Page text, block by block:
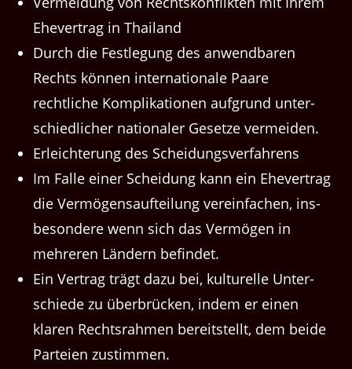
Ehev­er­trag in Thailand
Durch die Fes­tle­gung des anwend­baren
Rechts kön­nen inter­na­tionale Paare
rechtliche Kom­p­lika­tio­nen auf­grund unter­
schiedlich­er nationaler Geset­ze vermeiden.
Erle­ichterung des Scheidungsverfahrens
Im Falle ein­er Schei­dung kann ein Ehev­er­trag
die Ver­mö­gen­saufteilung vere­in­fachen, ins­
beson­dere wenn sich das Ver­mö­gen in
mehreren Län­dern befindet.
Ein Ver­trag trägt dazu bei, kul­turelle Unter­
schiede zu über­brück­en, indem er einen
klaren Recht­srah­men bere­it­stellt, dem bei­de
Parteien zustimmen.